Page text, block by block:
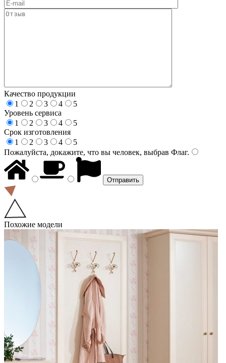
Качество продукции
1
2 3 4
5
Уровень сервиса
1
2 3 4
5
Срок изготовления
1
2 3 4
5
Пожалуйста, докажите, что вы человек, выбрав Флаг.
Похожие модели